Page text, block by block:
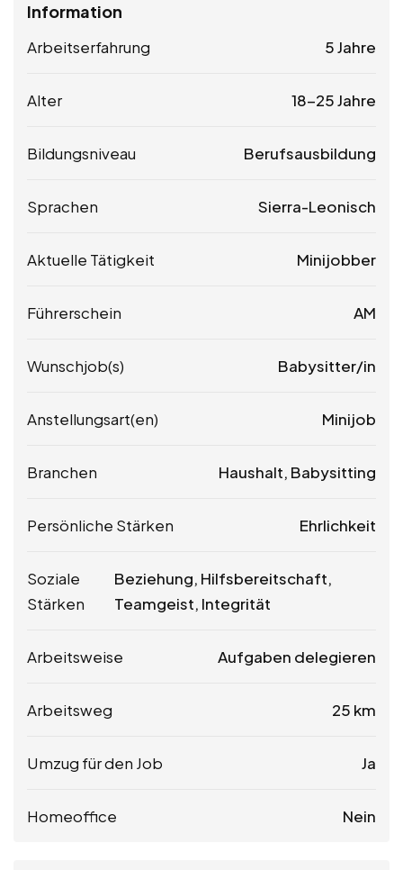
Information
Arbeitserfahrung 5 Jahre
Alter 18-25 Jahre
Bildungsniveau Berufsausbildung
Sprachen Sierra-Leonisch
Aktuelle Tätigkeit Minijobber
Führerschein AM
Wunschjob(s) Babysitter/in
Anstellungsart(en) Minijob
Branchen Haushalt, Babysitting
Persönliche Stärken Ehrlichkeit
Soziale
Stärken
Beziehung, Hilfsbereitschaft,
Teamgeist, Integrität
Arbeitsweise Aufgaben delegieren
Arbeitsweg 25 km
Umzug für den Job Ja
Homeoffice Nein